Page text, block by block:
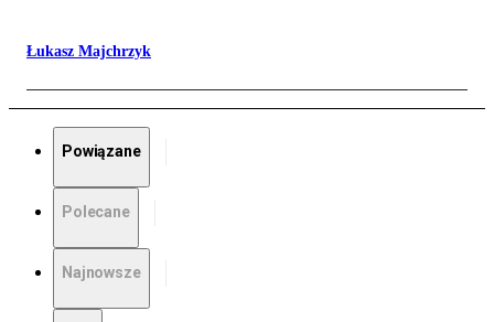
Łukasz Majchrzyk
Powiązane
Polecane
Najnowsze